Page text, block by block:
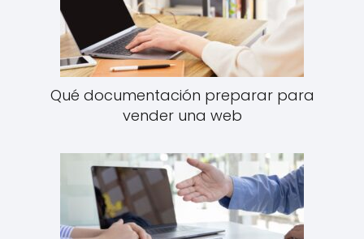
Qué documentación preparar para
vender una web